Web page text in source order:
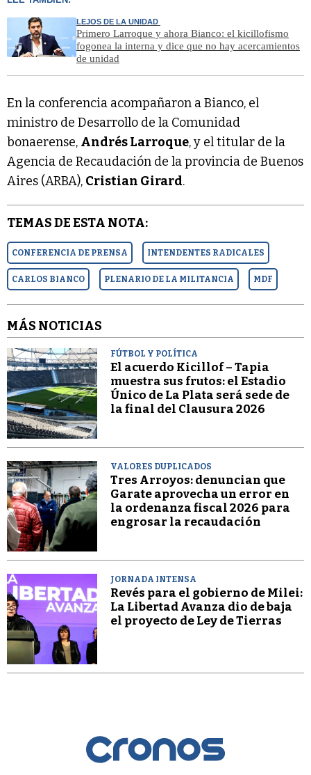
LEJOS DE LA UNIDAD
Primero Larroque y ahora Bianco: el kicillofismo
fogonea la interna y dice que no hay acercamientos
de unidad
En la conferencia acompañaron a Bianco, el
ministro de Desarrollo de la Comunidad
bonaerense, Andrés Larroque, y el titular de la
Agencia de Recaudación de la provincia de Buenos
Aires (ARBA), Cristian Girard.
TEMAS DE ESTA NOTA:
CONFERENCIA DE PRENSA INTENDENTES RADICALES
CARLOS BIANCO PLENARIO DE LA MILITANCIA MDF
MÁS NOTICIAS
FÚTBOL Y POLÍTICA
El acuerdo Kicillof – Tapia
muestra sus frutos: el Estadio
Único de La Plata será sede de
la final del Clausura 2026
VALORES DUPLICADOS
Tres Arroyos: denuncian que
Garate aprovecha un error en
la ordenanza fiscal 2026 para
engrosar la recaudación
JORNADA INTENSA
Revés para el gobierno de Milei:
La Libertad Avanza dio de baja
el proyecto de Ley de Tierras